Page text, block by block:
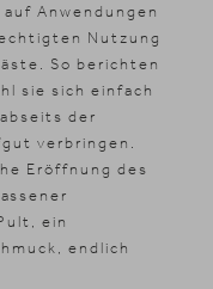
Anwendungen
Nutzung
So berichten
sie sich einfach
der
verbringen.
Eröffnung des
ein
endlich